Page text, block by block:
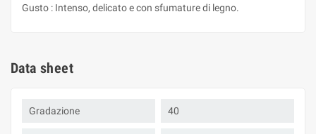
Gusto : Intenso, delicato e con sfumature di legno.
Data sheet
Gradazione 40